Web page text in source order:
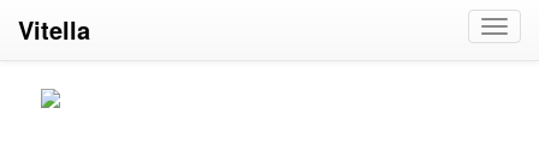
Vitella